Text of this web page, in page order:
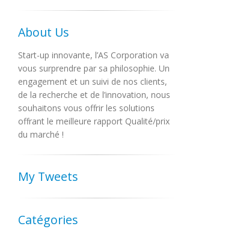
About Us
Start-up innovante, l’AS Corporation va
vous surprendre par sa philosophie. Un
engagement et un suivi de nos clients,
de la recherche et de l’innovation, nous
souhaitons vous offrir les solutions
offrant le meilleure rapport Qualité/prix
du marché !
My Tweets
Catégories